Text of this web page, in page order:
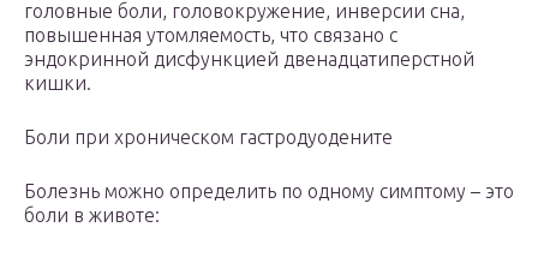
головные боли, головокружение, инверсии сна,
повышенная утомляемость, что связано с
эндокринной дисфункцией двенадцатиперстной
кишки.
Боли при хроническом гастродуодените
Болезнь можно определить по одному симптому – это
боли в животе: